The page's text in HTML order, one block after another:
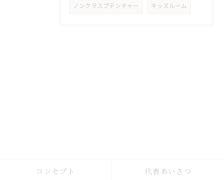
ノンクラスプデンチャー キッズルーム
コンセプト 代表あいさつ